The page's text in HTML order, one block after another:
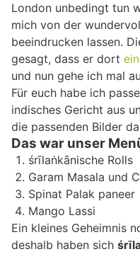
London unbedingt tun
mich von der
beeindrucken lassen.
gesagt, dass er dort
und nun gehe ich mal
Für euch habe ich
indisches Gericht aus
die passenden Bilder
Das war unser
śrīlaṅkānische Rolls
Garam Masala und
Spinat Palak paneer
Mango Lassi
Ein kleines Geheimnis
deshalb haben sich